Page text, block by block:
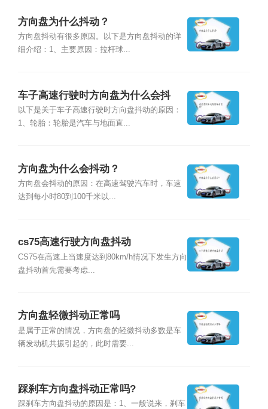
方向盘为什么抖动？
方向盘抖动有很多原因。以下是方向盘抖动的详
细介绍：1、主要原因：拉杆球...
车子高速行驶时方向盘为什么会抖
动？
以下是关于车子高速行驶时方向盘抖动的原因：
1、轮胎：轮胎是汽车与地面直...
方向盘为什么会抖动？
方向盘会抖动的原因：在高速驾驶汽车时，车速
达到每小时80到100千米以...
cs75高速行驶方向盘抖动
CS75在高速上当速度达到80km/h情况下发生方向
盘抖动首先需要考虑...
方向盘轻微抖动正常吗
是属于正常的情况，方向盘的轻微抖动多数是车
辆发动机共振引起的，此时需要...
踩刹车方向盘抖动正常吗?
踩刹车方向盘抖动的原因是：1、一般说来，刹车